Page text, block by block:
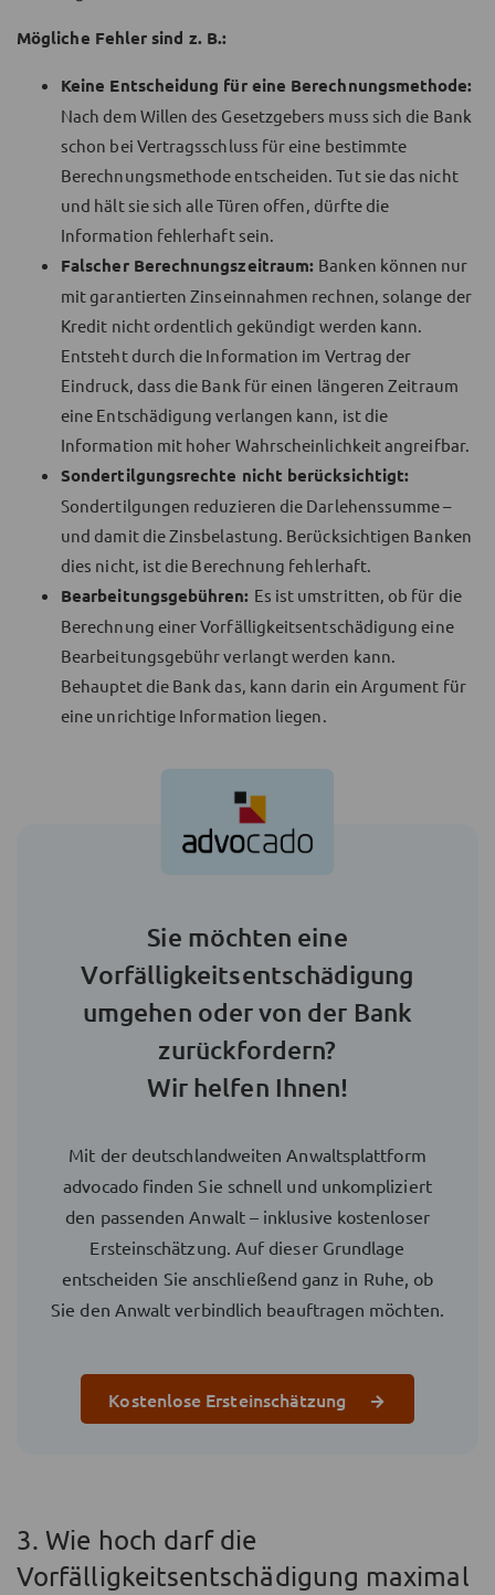
Mögliche Fehler sind z. B.:
Keine Entscheidung für eine Berechnungsmethode:
Nach dem Willen des Gesetzgebers muss sich die Bank
schon bei Vertragsschluss für eine bestimmte
Berechnungsmethode entscheiden. Tut sie das nicht
und hält sie sich alle Türen offen, dürfte die
Information fehlerhaft sein.
Falscher Berechnungszeitraum: Banken können nur
mit garantierten Zinseinnahmen rechnen, solange der
Kredit nicht ordentlich gekündigt werden kann.
Entsteht durch die Information im Vertrag der
Eindruck, dass die Bank für einen längeren Zeitraum
eine Entschädigung verlangen kann, ist die
Information mit hoher Wahrscheinlichkeit angreifbar.
Sondertilgungsrechte nicht berücksichtigt:
Sondertilgungen reduzieren die Darlehenssumme –
und damit die Zinsbelastung. Berücksichtigen Banken
dies nicht, ist die Berechnung fehlerhaft.
Bearbeitungsgebühren: Es ist umstritten, ob für die
Berechnung einer Vorfälligkeitsentschädigung eine
Bearbeitungsgebühr verlangt werden kann.
Behauptet die Bank das, kann darin ein Argument für
eine unrichtige Information liegen.
Sie möchten eine
Vorfälligkeitsentschädigung
umgehen oder von der Bank
zurückfordern?
Wir helfen Ihnen!
Mit der deutschlandweiten Anwaltsplattform
advocado finden Sie schnell und unkompliziert
den passenden Anwalt – inklusive kostenloser
Ersteinschätzung. Auf dieser Grundlage
entscheiden Sie anschließend ganz in Ruhe, ob
Sie den Anwalt verbindlich beauftragen möchten.
Kostenlose Ersteinschätzung
3. Wie hoch darf die
Vorfälligkeitsentschädigung maximal